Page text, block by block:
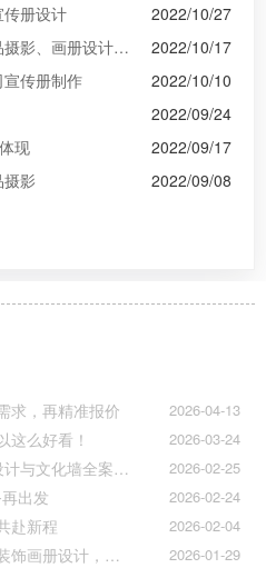
2022/10/27
册设计
2022/10/17
签约杭州康洁公司摄影、产品摄影、画册设计制作
2022/10/10
传册制作
2022/09/24
2022/09/17
现
2022/09/08
摄影
2026-04-13
求，再精准报价
2026-03-24
这么好看！
2026-02-25
杭州铭阳广告 —— 专注画册设计与文化墙全案落地
2026-02-24
出发
2026-02-04
赴新程
2026-01-29
杭州铭阳广告：深耕环保建筑装饰画册设计，赋能空间美学与可持续发展